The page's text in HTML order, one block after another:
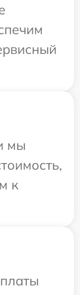
мы
к